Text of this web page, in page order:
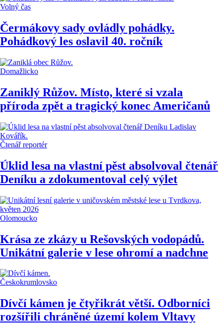
Volný čas
Čermákovy sady ovládly pohádky.
Pohádkový les oslavil 40. ročník
Domažlicko
Zaniklý Růžov. Místo, které si vzala
příroda zpět a tragický konec Američanů
Čtenář reportér
Úklid lesa na vlastní pěst absolvoval čtenář
Deníku a zdokumentoval celý výlet
Olomoucko
Krása ze zkázy u Rešovských vodopádů.
Unikátní galerie v lese ohromí a nadchne
Českokrumlovsko
Dívčí kámen je čtyřikrát větší. Odborníci
rozšířili chráněné území kolem Vltavy